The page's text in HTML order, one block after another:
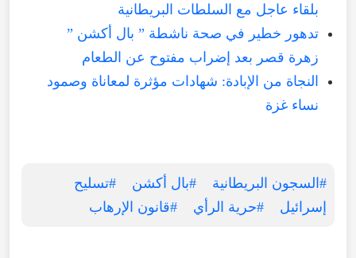
بلقاء عاجل مع السلطات البريطانية
تدهور خطير في صحة ناشطة ” بال أكشن ”
زهرة قصر بعد إضراب مفتوح عن الطعام
النجاة من الإبادة: شهادات مؤثرة لمعاناة وصمود
نساء غزة
#السجون البريطانية #بال أكشن
#تسليح
إسرائيل
#حرية الرأي #قانون الإرهاب